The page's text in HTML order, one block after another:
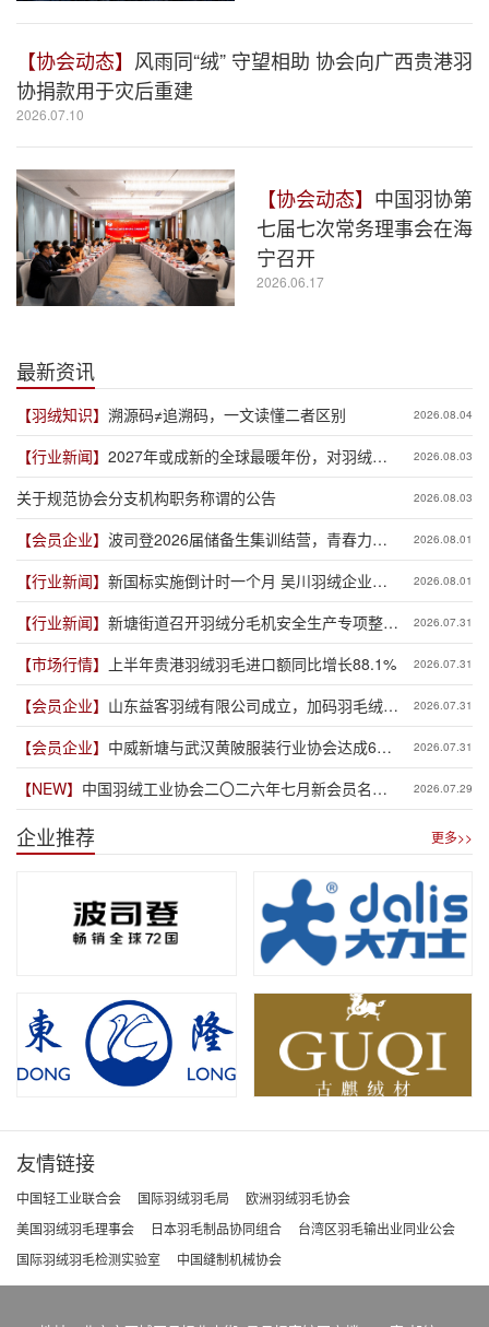
【协会动态】 风雨同“绒” 守望相助 协会向广西贵港羽
协捐款用于灾后重建
2026.07.10
【协会动态】 中国羽协第
七届七次常务理事会在海
宁召开
2026.06.17
最新资讯
【羽绒知识】 溯源码≠追溯码，一文读懂二者区别 2026.08.04
【行业新闻】 2027年或成新的全球最暖年份，对羽绒产
业有何影响？
2026.08.03
关于规范协会分支机构职务称谓的公告 2026.08.03
【会员企业】 波司登2026届储备生集训结营，青春力量
赋能品牌新程
2026.08.01
【行业新闻】 新国标实施倒计时一个月 吴川羽绒企业集
体“抢跑”新规
2026.08.01
【行业新闻】 新塘街道召开羽绒分毛机安全生产专项整治
推进会
2026.07.31
【市场行情】 上半年贵港羽绒羽毛进口额同比增长88.1% 2026.07.31
【会员企业】 山东益客羽绒有限公司成立，加码羽毛绒制
品全产业链布局
2026.07.31
【会员企业】 中威新塘与武汉黄陂服装行业协会达成6亿
元供应链专项授信合作
2026.07.31
【NEW】 中国羽绒工业协会二〇二六年七月新会员名单
公示
2026.07.29
企业推荐 更多>>
友情链接
中国轻工业联合会 国际羽绒羽毛局
欧洲羽绒羽毛协会
美国羽绒羽毛理事会
日本羽毛制品协同组合
台湾区羽毛输出业同业公会
国际羽绒羽毛检测实验室
中国缝制机械协会